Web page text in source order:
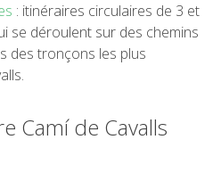
: itinéraires circulaires de 3 et
se déroulent sur des chemins
des tronçons les plus
Camí de Cavalls